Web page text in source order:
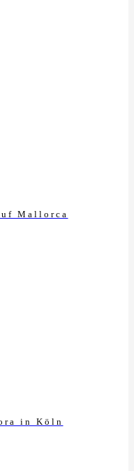
Mallorca
in Köln